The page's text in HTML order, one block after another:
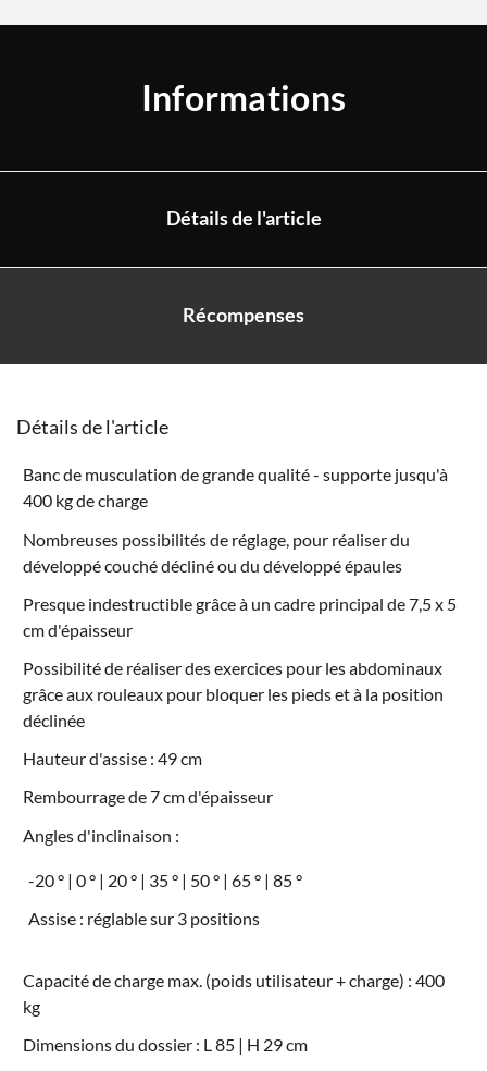
Informations
Détails de l'article
Récompenses
Détails de l'article
Banc de musculation de grande qualité - supporte jusqu'à
400 kg de charge
Nombreuses possibilités de réglage, pour réaliser du
développé couché décliné ou du développé épaules
Presque indestructible grâce à un cadre principal de 7,5 x 5
cm d'épaisseur
Possibilité de réaliser des exercices pour les abdominaux
grâce aux rouleaux pour bloquer les pieds et à la position
déclinée
Hauteur d'assise : 49 cm
Rembourrage de 7 cm d'épaisseur
Angles d'inclinaison :
-20 ° | 0 ° | 20 ° | 35 ° | 50 ° | 65 ° | 85 °
Assise : réglable sur 3 positions
Capacité de charge max. (poids utilisateur + charge) : 400
kg
Dimensions du dossier : L 85 | H 29 cm